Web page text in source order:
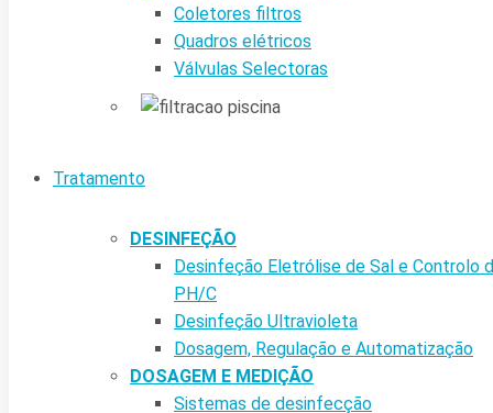
Coletores filtros
Quadros elétricos
Válvulas Selectoras
Tratamento
DESINFEÇÃO
Desinfeção Eletrólise de Sal e Controlo
PH/C
Desinfeção Ultravioleta
Dosagem, Regulação e Automatização
DOSAGEM E MEDIÇÃO
Sistemas de desinfecção